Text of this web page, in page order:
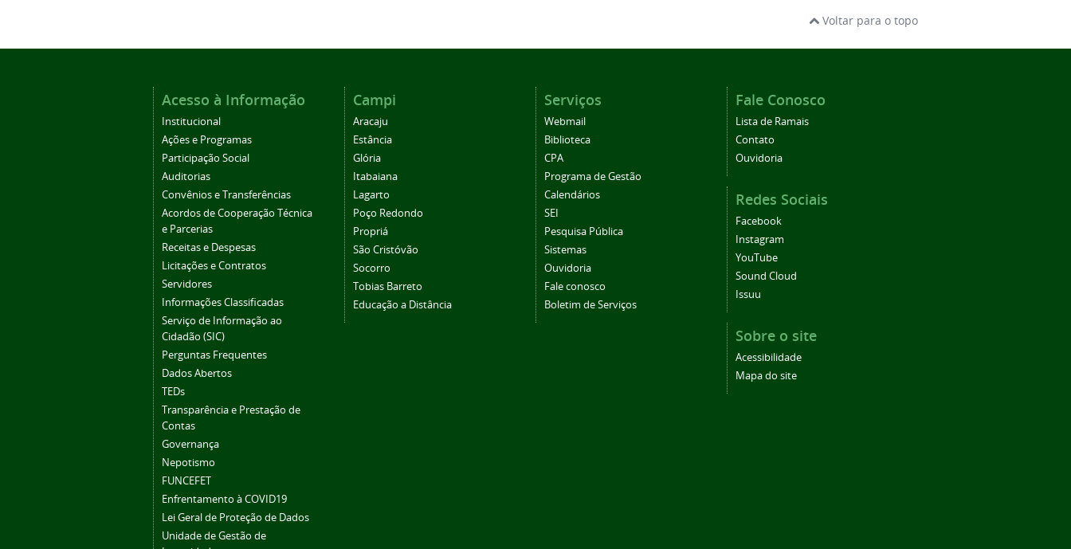
Voltar para o topo
Acesso à Informação
Institucional
Ações e Programas
Participação Social
Auditorias
Convênios e Transferências
Acordos de Cooperação Técnica
e Parcerias
Receitas e Despesas
Licitações e Contratos
Servidores
Informações Classificadas
Serviço de Informação ao
Cidadão (SIC)
Perguntas Frequentes
Dados Abertos
TEDs
Transparência e Prestação de
Contas
Governança
Nepotismo
FUNCEFET
Enfrentamento à COVID19
Lei Geral de Proteção de Dados
Unidade de Gestão de
Campi
Aracaju
Estância
Glória
Itabaiana
Lagarto
Poço Redondo
Propriá
São Cristóvão
Socorro
Tobias Barreto
Educação a Distância
Serviços
Webmail
Biblioteca
CPA
Programa de Gestão
Calendários
SEI
Pesquisa Pública
Sistemas
Ouvidoria
Fale conosco
Boletim de Serviços
Fale Conosco
Lista de Ramais
Contato
Ouvidoria
Redes Sociais
Facebook
Instagram
YouTube
Sound Cloud
Issuu
Sobre o site
Acessibilidade
Mapa do site